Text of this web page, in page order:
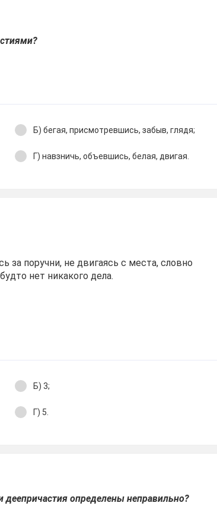
Б) бегая, присмотревшись, забыв, глядя;
Г) навзничь, объевшись, белая, двигая.
за поручни, не двигаясь с места, словно
нет никакого дела.
Б) 3;
Г) 5.
определены неправильно?